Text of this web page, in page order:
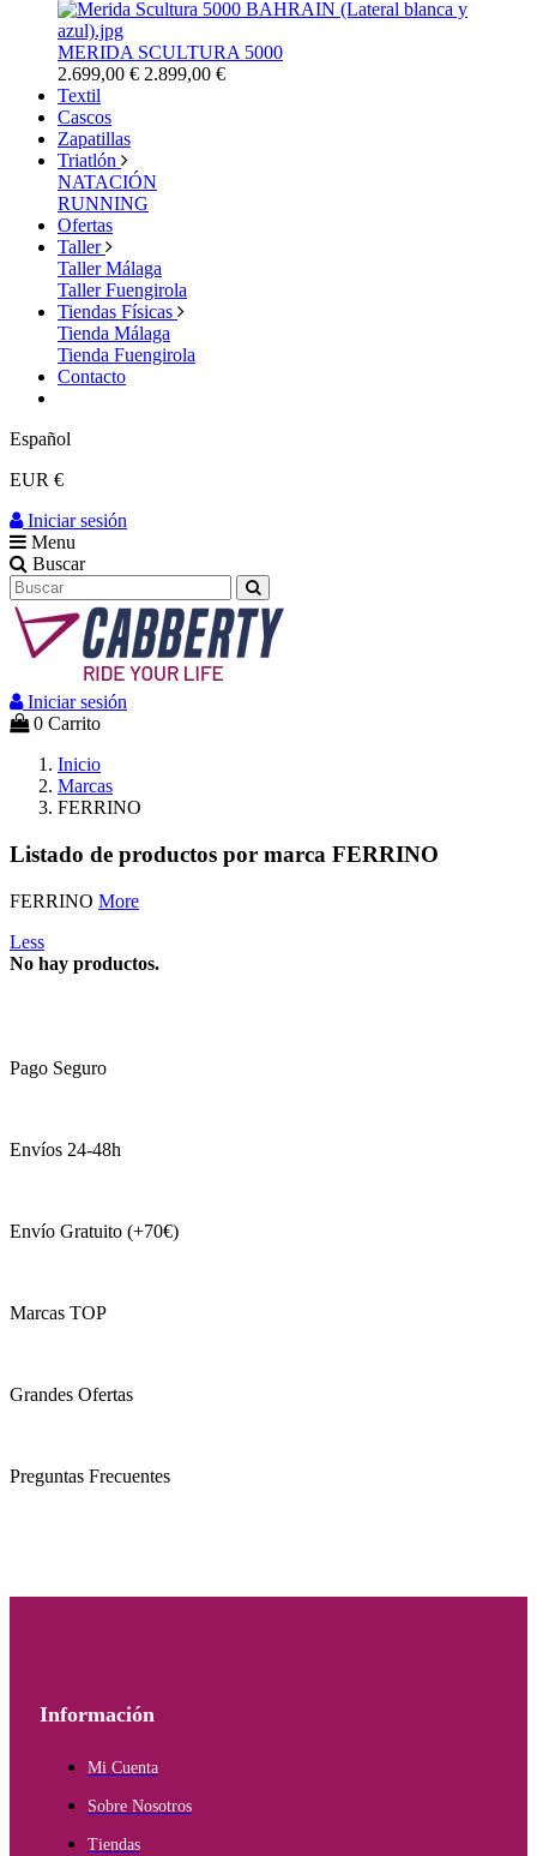
MERIDA SCULTURA 5000
2.699,00 € 2.899,00 €
Textil
Cascos
Zapatillas
Triatlón
NATACIÓN
RUNNING
Ofertas
Taller
Taller Málaga
Taller Fuengirola
Tiendas Físicas
Tienda Málaga
Tienda Fuengirola
Contacto
Español
EUR €
Iniciar sesión
Menu
Buscar
Iniciar sesión
0 Carrito
Inicio
Marcas
FERRINO
Listado de productos por marca FERRINO
FERRINO More
Less
No hay productos.
Pago Seguro
Envíos 24-48h
Envío Gratuito (+70€)
Marcas TOP
Grandes Ofertas
Preguntas Frecuentes
Información
Mi Cuenta
Sobre Nosotros
Tiendas